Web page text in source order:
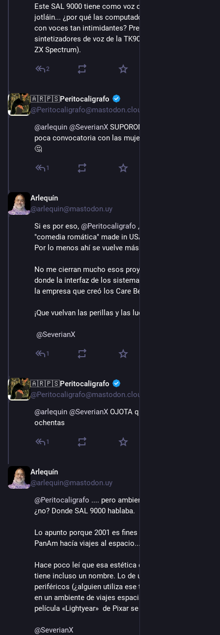
Este SAL 9000 tiene como voz de tragasable en una
jotláin... ¿por qué las computadoras tienen que hablar
con voces tan intimidantes? Prefiero los
sintetizadores de voz de la TK90X (clon brasileño del
ZX Spectrum).
2
🇦🇷🇵🇸Peritocaligrafo
@Peritocaligrafo@mastodon.cloud
@arlequin @SeverianX SUPORONGO que se debe a la
poca convocatoria con las mujeres del nerd promedio
🤔
1
Arlequín
@arlequin@mastodon.uy
Si es por eso, @Peritocaligrafo , me quedo con la
"comedia romática" made in USA «Electric Dreams».
Por lo menos ahí se vuelve más interesante.
No me cierran mucho esos proyectos interestelares
donde la interfaz de los sistemas parece diseñada por
la empresa que creó los Care Bears 😆
¡Que vuelvan las perillas y las luces parpadeantes!
@SeverianX
1
🇦🇷🇵🇸Peritocaligrafo
@Peritocaligrafo@mastodon.cloud
@arlequin @SeverianX OJOTA que esta peli es de los
ochentas
1
Arlequín
@arlequin@mastodon.uy
@Peritocaligrafo .... pero ambientada en el futuro,
¿no? Donde SAL 9000 hablaba.
Lo apunto porque 2001 es fines de los sesentas y
PanAm hacía viajes al espacio... 🙂
Hace poco leí que esa estética que a mi me gusta
tiene incluso un nombre. Lo de usar interfaces y
periféricos (¿alguien utiliza ese término aún?) "viejos"
en un ambiente de viajes espaciales o futurista. En la
película «Lightyear»  de Pixar se utiliza.
@SeverianX